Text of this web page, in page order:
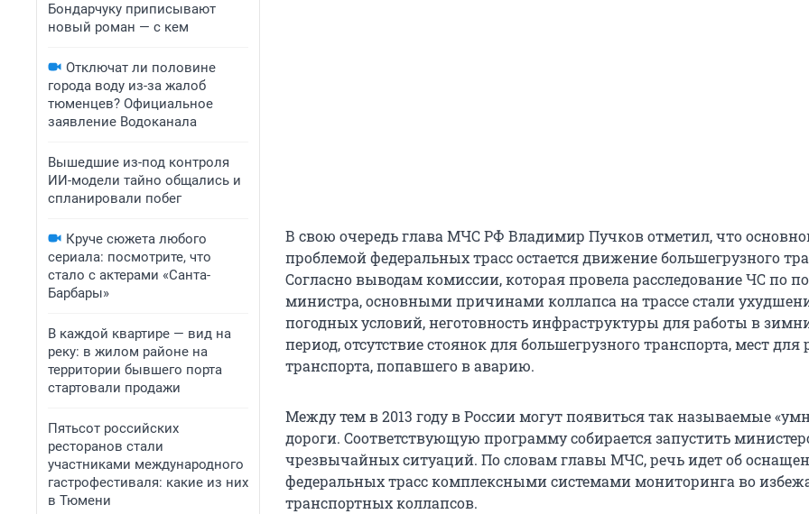
Бондарчуку приписывают
новый роман — с кем
Отключат ли половине
города воду из-за жалоб
тюменцев? Официальное
заявление Водоканала
Вышедшие из-под контроля
ИИ-модели тайно общались и
спланировали побег
Круче сюжета любого
сериала: посмотрите, что
стало с актерами «Санта-
Барбары»
В каждой квартире — вид на
реку: в жилом районе на
территории бывшего порта
стартовали продажи
Пятьсот российских
ресторанов стали
участниками международного
гастрофестиваля: какие из них
в Тюмени
В свою очередь глава МЧС РФ Владимир Пучков отметил, что
проблемой федеральных трасс остается движение большегрузного
Согласно выводам комиссии, которая провела расследование ЧС по
министра, основными причинами коллапса на трассе стали
погодных условий, неготовность инфраструктуры для работы в
период, отсутствие стоянок для большегрузного транспорта, мест для
транспорта, попавшего в аварию.
Между тем в 2013 году в России могут появиться так называемые
дороги. Соответствующую программу собирается запустить
чрезвычайных ситуаций. По словам главы МЧС, речь идет об
федеральных трасс комплексными системами мониторинга во
транспортных коллапсов.